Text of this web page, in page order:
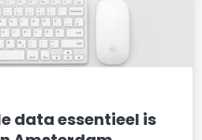
data essentieel is